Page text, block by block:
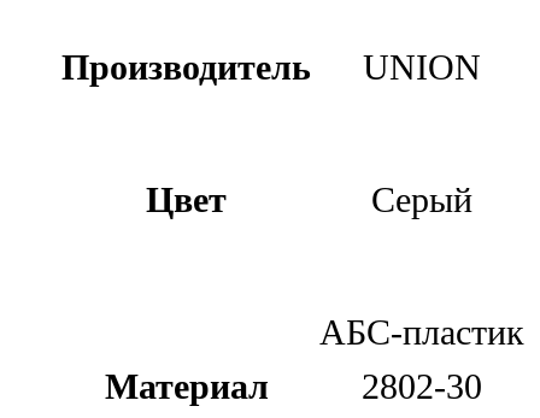
Производитель UNION
Цвет Серый
Материал
АБС-пластик
2802-30